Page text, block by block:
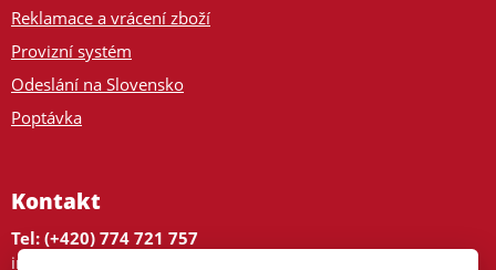
Reklamace a vrácení zboží
Provizní systém
Odeslání na Slovensko
Poptávka
Kontakt
Tel: (+420) 774 721 757
info@tajnedarky.cz